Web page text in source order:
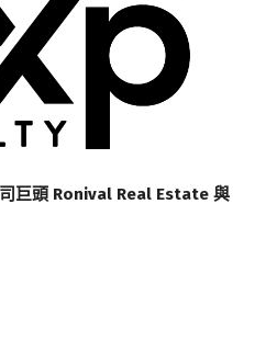
巨頭 Ronival Real Estate 與